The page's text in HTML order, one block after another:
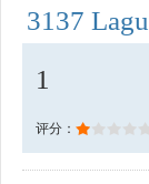
3137
1
评分：